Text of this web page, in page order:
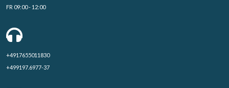
FR 09:00 - 12:00
+4917655011830
+499197.6977-37